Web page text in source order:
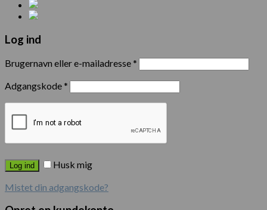
Log ind
Brugernavn eller e-mailadresse*
Adgangskode*
Log ind
Husk mig
Mistet din adgangskode?